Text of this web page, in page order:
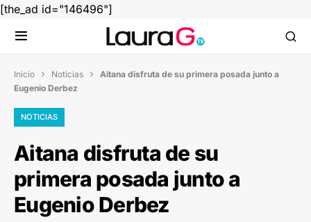
[the_ad id="146496"]
Inicio  Noticias  Aitana disfruta de su primera posada junto a
Eugenio Derbez
NOTICIAS
Aitana disfruta de su
primera posada junto a
Eugenio Derbez